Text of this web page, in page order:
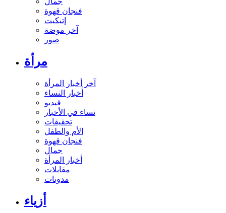
فنجان قهوة
إتيكيت
آخر موضة
صور
مرأة
آخر أخبار المرأة
أخبار النساء
فيديو
نساء في الأخبار
تحقيقات
الأم والطفل
فنجان قهوة
جمال
أخبار المرأة
مقابلات
مدونات
أزياء